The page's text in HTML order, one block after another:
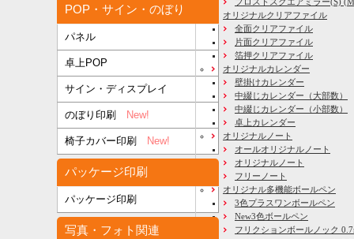
POP・サイン・のぼり
パネル
卓上POP
サイン・ディスプレイ
のぼり印刷 New!
椅子カバー印刷 New!
パッケージ印刷
パッケージ印刷
写真・フォト関連
オリジナルクリアファイル
全面クリアファイル
片面クリアファイル
箔押クリアファイル
オリジナルカレンダー
壁掛けカレンダー
中綴じカレンダー（大部数）
中綴じカレンダー（小部数）
卓上カレンダー
オリジナルノート
オールオリジナルノート
オリジナルノート
フリーノート
オリジナル多機能ボールペン
3色プラスワンボールペン
New3色ボールペン
フリクションボールノック